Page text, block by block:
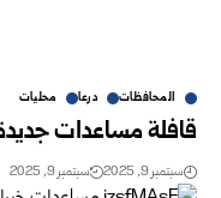
المحافظات درعا محليات
قافلة مساعدات جديدة
سبتمبر 9, 2025 سبتمبر 9, 2025